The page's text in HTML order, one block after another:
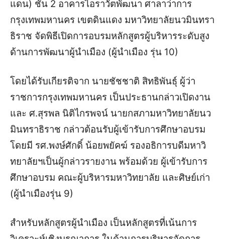
แดน) ชั้น 2 อาคารไอราวัตพัฒนา ศาลาว่าการ
กรุงเทพมหานคร เขตดินแดง มหาวิทยาลัยนวมินทรา
ธิราช จัดพิธีเปิดการอบรมหลักสูตรผู้บริหารระดับสูง
ด้านการพัฒนาผู้นำเมือง (ผู้นำเมือง รุ่น 10)
โดยได้รับเกียรติจาก นายชัชชาติ สิทธิพันธุ์ ผู้ว่า
ราชการกรุงเทพมหานคร เป็นประธานกล่าวเปิดงาน
และ ศ.สุรพล นิติไกรพจน์ นายกสภามหาวิทยาลัยนว
มินทราธิราช กล่าวต้อนรับผู้เข้ารับการศึกษาอบรม
โดยมี รศ.พงษ์ศักดิ์ น้อยพยัคฆ์ รองอธิการบดีมหาวิ
ทยาลัยฯเป็นผู้กล่าวรายงาน พร้อมด้วย ผู้เข้ารับการ
ศึกษาอบรม คณะผู้บริหารมหาวิทยาลัย และศิษย์เก่า
(ผู้นำเมืองรุ่น 9)
สำหรับหลักสูตรผู้นำเมือง เป็นหลักสูตรที่เน้นการ